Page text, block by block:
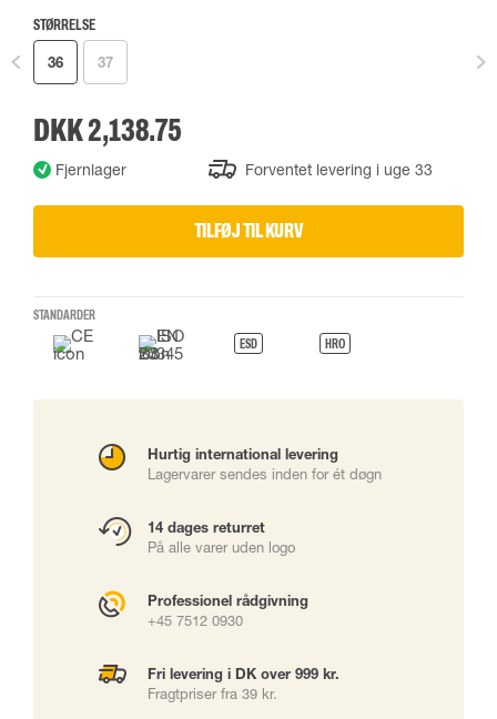
STØRRELSE
36 37
DKK 2,138.75
Fjernlager Forventet levering i uge 33
TILFØJ TIL KURV
STANDARDER
ESD
HRO
Hurtig international levering
Lagervarer sendes inden for ét døgn
14 dages returret
På alle varer uden logo
Professionel rådgivning
+45 7512 0930
Fri levering i DK over 999 kr.
Fragtpriser fra 39 kr.